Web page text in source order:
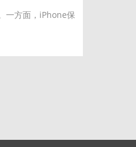
一方面，iPhone保